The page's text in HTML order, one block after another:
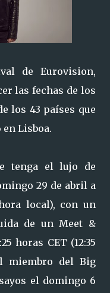
de Eurovision,
las fechas de los
los 43 países que
Lisboa.
tenga el lujo de
29 de abril a
local), con un
de un Meet &
horas CET (12:35
miembro del Big
el domingo 6